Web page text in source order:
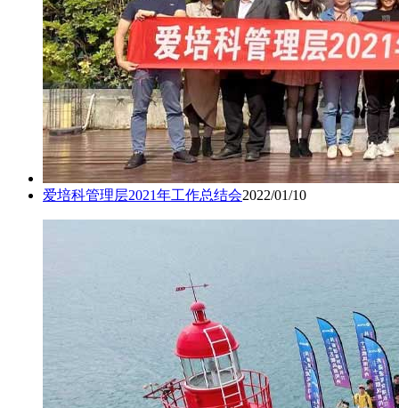
爱培科管理层2021年工作总结会2022/01/10